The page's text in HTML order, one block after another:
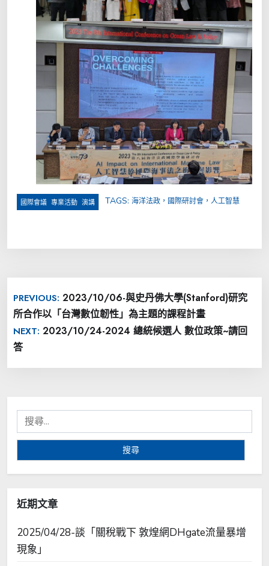
國際會議 專業活動 演講 TAGS: 海洋法政，國際研討會，人工智慧
章
導
覽
PREVIOUS: 2023/10/06-與史丹佛大學(Stanford)研究
所合作以「台灣數位韌性」為主題的課程計畫
NEXT: 2023/10/24-2024 總統候選人 數位政策~請回
答
搜
尋
近期文章
2025/04/28-談「關稅戰下 敦煌網DHgate流量暴增
現象」